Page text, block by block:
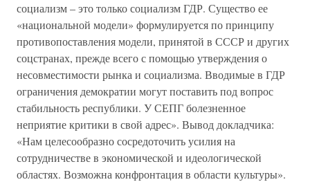
социализм – это только социализм ГДР. Существо ее
«национальной модели» формулируется по принципу
противопоставления модели, принятой в СССР и других
соцстранах, прежде всего с помощью утверждения о
несовместимости рынка и социализма. Вводимые в ГДР
ограничения демократии могут поставить под вопрос
стабильность республики. У СЕПГ болезненное
неприятие критики в свой адрес». Вывод докладчика:
«Нам целесообразно сосредоточить усилия на
сотрудничестве в экономической и идеологической
областях. Возможна конфронтация в области культуры».